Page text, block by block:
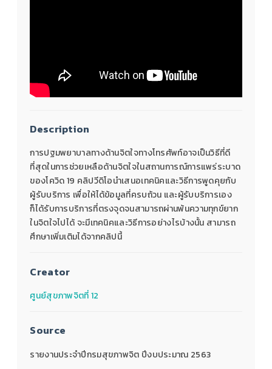
Description
การปฐมพยาบาลทางด้านจิตใจทางโทรศัพท์อาจเป็นวิธีที่ดี
ที่สุดในการช่วยเหลือด้านจิตใจในสถานการณ์การแพร่ระบาด
ของโควิด 19 คลิปวีดิโอนำเสนอเทคนิคและวิธีการพูดคุยกับ
ผู้รับบริการ เพื่อให้ได้ข้อมูลที่ครบถ้วน และผู้รับบริการเอง
ก็ได้รับการบริการที่ตรงจุดจนสามารถผ่านพ้นความทุกข์ยาก
ในจิตใจไปได้ จะมีเทคนิคและวิธีการอย่างไรบ้างนั้น สามารถ
ศึกษาเพิ่มเติมได้จากคลิปนี้
Creator
ศูนย์สุขภาพจิตที่ 12
Source
รายงานประจำปีกรมสุขภาพจิต ปีงบประมาณ 2563